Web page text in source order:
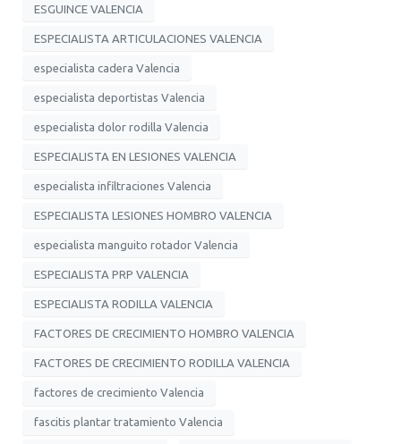
ESGUINCE VALENCIA
ESPECIALISTA ARTICULACIONES VALENCIA
especialista cadera Valencia
especialista deportistas Valencia
especialista dolor rodilla Valencia
ESPECIALISTA EN LESIONES VALENCIA
especialista infiltraciones Valencia
ESPECIALISTA LESIONES HOMBRO VALENCIA
especialista manguito rotador Valencia
ESPECIALISTA PRP VALENCIA
ESPECIALISTA RODILLA VALENCIA
FACTORES DE CRECIMIENTO HOMBRO VALENCIA
FACTORES DE CRECIMIENTO RODILLA VALENCIA
factores de crecimiento Valencia
fascitis plantar tratamiento Valencia